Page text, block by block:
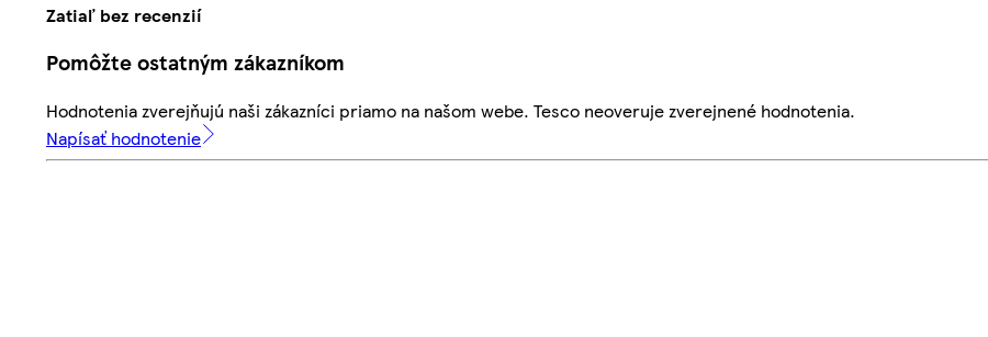
Zatiaľ bez recenzií
Pomôžte ostatným zákazníkom
Hodnotenia zverejňujú naši zákazníci priamo na našom webe. Tesco neoveruje zverejnené hodnotenia.
Napísať hodnotenie